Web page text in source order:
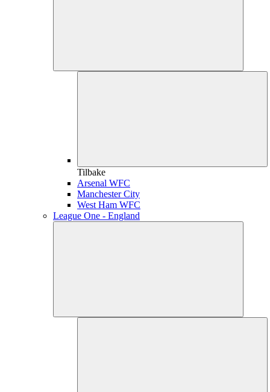
Tilbake
Arsenal WFC
Manchester City
West Ham WFC
League One - England